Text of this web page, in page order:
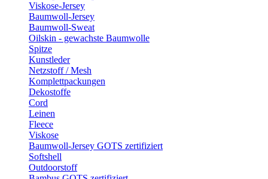
Viskose-Jersey
Baumwoll-Jersey
Baumwoll-Sweat
Oilskin - gewachste Baumwolle
Spitze
Kunstleder
Netzstoff / Mesh
Komplettpackungen
Dekostoffe
Cord
Leinen
Fleece
Viskose
Baumwoll-Jersey GOTS zertifiziert
Softshell
Outdoorstoff